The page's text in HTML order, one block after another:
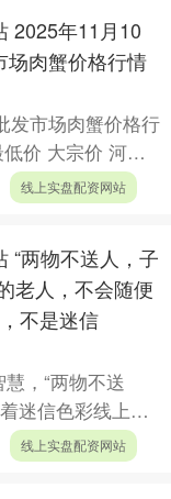
2025年11月10
场肉蟹价格行情
发市场肉蟹价格行
价 大宗价 河南
....
线上实盘配资网站
“两物不送人，子
老人，不会随便
不是迷信
，“两物不送
迷信色彩线上实
活实践中总结的
线上实盘配资网站